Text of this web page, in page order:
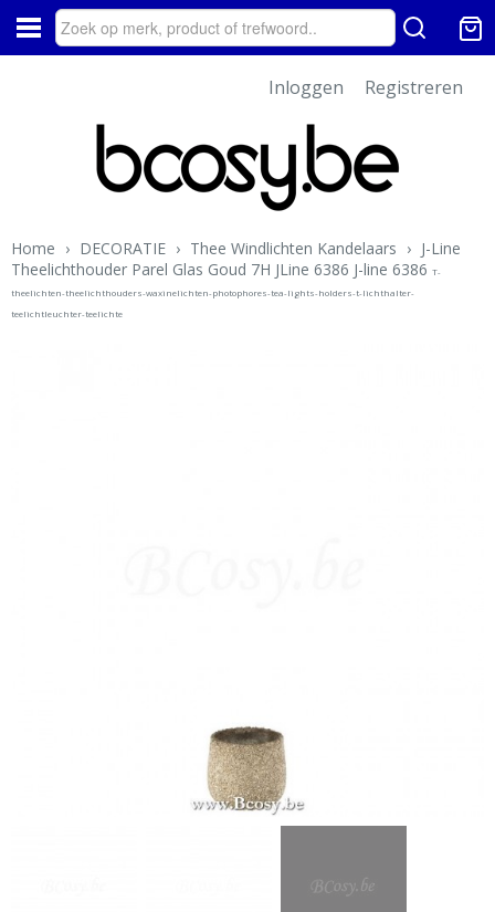
Inloggen Registreren
Home › DECORATIE › Thee Windlichten Kandelaars › J-Line
Theelichthouder Parel Glas Goud 7H JLine 6386 J-line 6386 T-
theelichten-theelichthouders-waxinelichten-photophores-tea-lights-holders-t-lichthalter-
teelichtleuchter-teelichte